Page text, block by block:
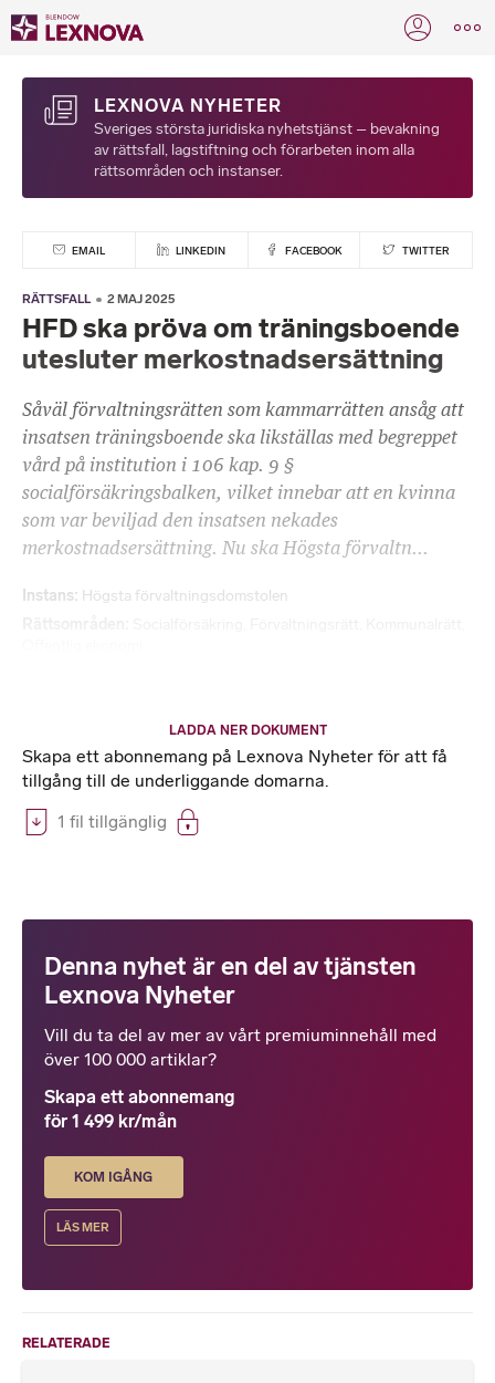
LEXNOVA NYHETER
Sveriges största juridiska nyhetstjänst – bevakning
av rättsfall, lagstiftning och förarbeten inom alla
rättsområden och instanser.
EMAIL LINKEDIN FACEBOOK TWITTER
RÄTTSFALL 2 MAJ 2025
HFD ska pröva om träningsboende
utesluter merkostnadsersättning
Såväl förvaltningsrätten som kammarrätten ansåg att
insatsen träningsboende ska likställas med begreppet
vård på institution i 106 kap. 9 §
socialförsäkringsbalken, vilket innebar att en kvinna
som var beviljad den insatsen nekades
merkostnadsersättning. Nu ska Högsta förvaltn...
Instans Högsta förvaltningsdomstolen
LADDA NER DOKUMENT
Skapa ett abonnemang på Lexnova Nyheter för att få
tillgång till de underliggande domarna.
1 fil tillgänglig
Denna nyhet är en del av tjänsten
Lexnova Nyheter
Vill du ta del av mer av vårt premiuminnehåll med
över 100 000 artiklar?
Skapa ett abonnemang
för 1 499 kr/mån
KOM IGÅNG
LÄS MER
RELATERADE